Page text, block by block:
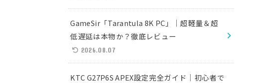
GameSir「Tarantula 8K PC」｜超軽量＆超
低遅延は本物か？徹底レビュー
2026.08.07
KTC G27P6S APEX設定完全ガイド｜初心者で